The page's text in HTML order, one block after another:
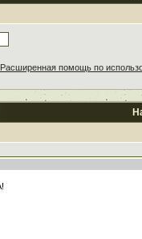
Расширенная помощь по